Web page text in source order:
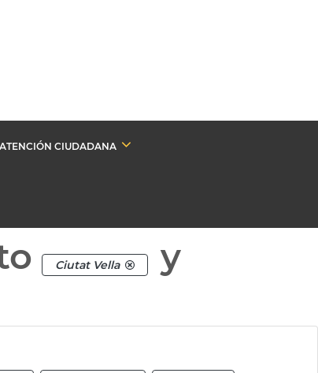
ATENCIÓN CIUDADANA
Ciutat Vella
y